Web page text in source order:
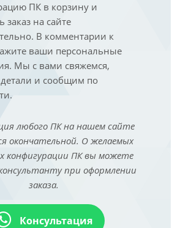
ПК в корзину и
заказ на сайте
В комментарии к
ваши персональные
Мы с вами свяжемся,
и сообщим по
любого ПК на нашем сайте
окончательной. О желаемых
конфигурации ПК вы можете
при оформлении
заказа.
Консультация